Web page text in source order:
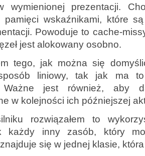
wymienionej prezentacji.
pamięci wskaźnikami, które
Powoduje to cache-
jest alokowany osobno.
tego, jak można się
liniowy, tak jak ma to
Ważne jest również, aby
w kolejności ich późniejszej
rozwiązałem to
każdy inny zasób, który
się w jednej klasie,